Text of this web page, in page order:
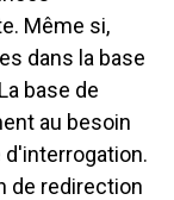
Même si,
dans la base
base de
au besoin
de redirection